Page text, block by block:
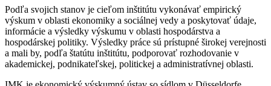
Podľa svojich stanov je cieľom inštitútu vykonávať empirický
výskum v oblasti ekonomiky a sociálnej vedy a poskytovať údaje,
informácie a výsledky výskumu v oblasti hospodárstva a
hospodárskej politiky. Výsledky práce sú prístupné širokej verejnosti
a mali by, podľa štatútu inštitútu, podporovať rozhodovanie v
akademickej, podnikateľskej, politickej a administratívnej oblasti.